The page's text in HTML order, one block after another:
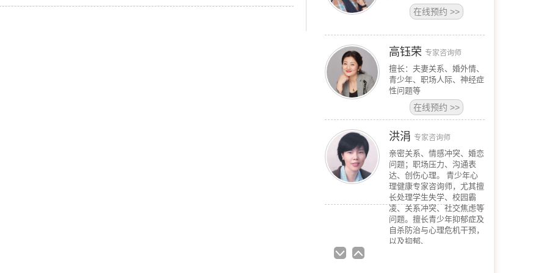
擅长：夫妻关系、婚外情、
青少年、职场人际、神经症
在线预约
洪涓专家咨询师
亲密关系、情感冲突、婚恋
问题；职场压力、沟通表
达、创伤心理。 青少年心
理健康专家咨询师，尤其擅
长处理学生失学、校园霸
凌、关系冲突、社交焦虑等
问题。擅长青少年抑郁症及
自杀防治与心理危机干预，
以及抑郁、
在线预约 >>
蒋坤资深咨询师
擅长领域 婚姻情感：夫妻
沟通、婚外情、恋爱、失